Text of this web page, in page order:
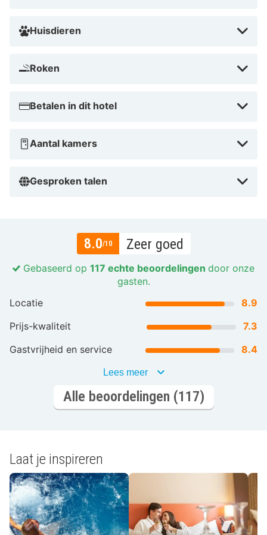
balans tussen luxe en natuur. Het hotel is ideaal voor
vakantie met de prachtige wandel- en fietsroutes in de
Boek nu en ervaar zelf waarom dit hotel een
Huisdieren
Roken
Betalen in dit hotel
Aantal kamers
Gesproken talen
8.0/10 Zeer goed
Gebaseerd op 117 echte beoordelingen door onze
gasten.
Locatie
8.9
Prijs-kwaliteit
7.3
Gastvrijheid en service
8.4
Lees meer
Alle beoordelingen (117)
Laat je inspireren